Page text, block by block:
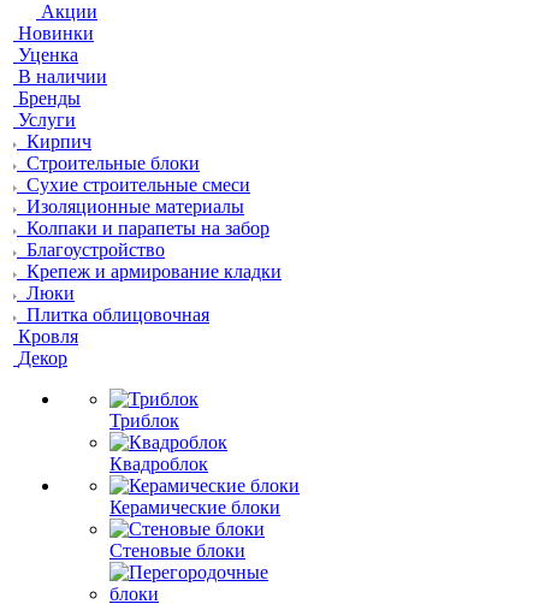
Акции
Новинки
Уценка
В наличии
Бренды
Услуги
Кирпич
Строительные блоки
Сухие строительные смеси
Изоляционные материалы
Колпаки и парапеты на забор
Благоустройство
Крепеж и армирование кладки
Люки
Плитка облицовочная
Кровля
Декор
Триблок
Квадроблок
Керамические блоки
Стеновые блоки